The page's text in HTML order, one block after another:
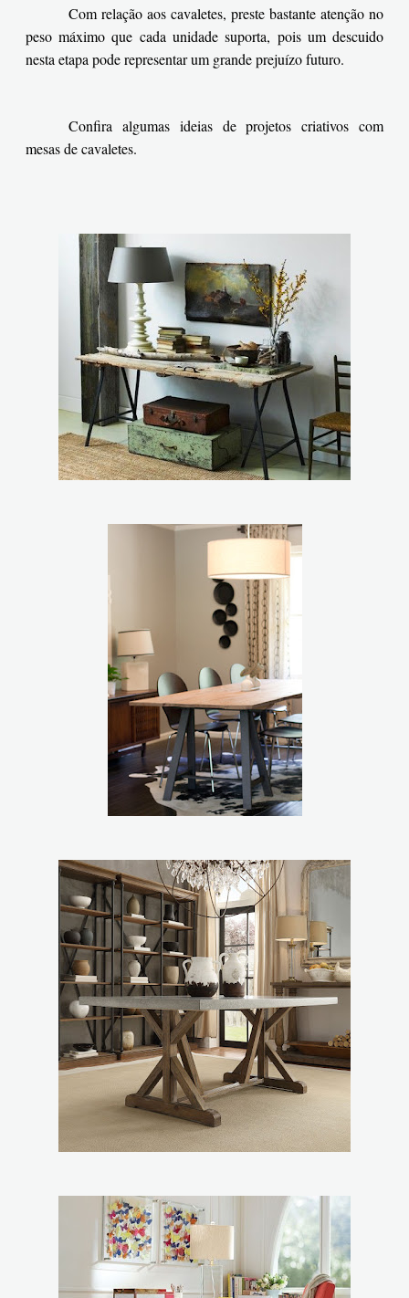
Com relação aos cavaletes, preste bastante atenção no
peso máximo que cada unidade suporta, pois um descuido
nesta etapa pode representar um grande prejuízo futuro.
Confira algumas ideias de projetos criativos com
mesas de cavaletes.